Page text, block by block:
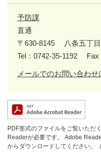
予防課
直通
〒630-8145
八条五丁
Tel：0742-35-1192
Fax
メールでのお問い合わせ
PDF形式のファイルをご覧いただ
Readerが必要です。
Adobe
からダウンロードしてください。（